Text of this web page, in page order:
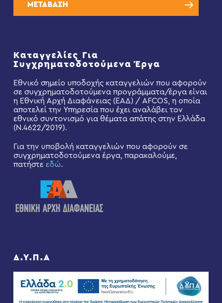
ΜΕΤΑΒΑΣΗ
Καταγγελίες Για
Συγχρηματοδοτούμενα Έργα
Εθνικό σημείο υποδοχής καταγγελιών που αφορούν
σε συγχρηματοδοτούμενα προγράμματα/έργα είναι
η Εθνική Αρχή Διαφάνειας (ΕΑΔ) / AFCOS, η οποία
αποτελεί την Υπηρεσία που έχει αναλάβει τον
εθνικό συντονισμό για θέματα απάτης στην Ελλάδα
(Ν.4622/2019).
Για την υποβολή καταγγελιών που αφορούν σε
συγχρηματοδοτούμενα έργα, παρακαλούμε,
πατήστε εδώ.
Δ.Υ.Π.Α